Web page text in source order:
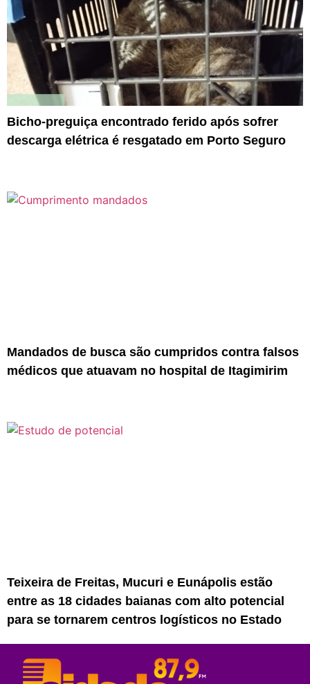
Bicho-preguiça encontrado ferido após sofrer
descarga elétrica é resgatado em Porto Seguro
Mandados de busca são cumpridos contra falsos
médicos que atuavam no hospital de Itagimirim
Teixeira de Freitas, Mucuri e Eunápolis estão
entre as 18 cidades baianas com alto potencial
para se tornarem centros logísticos no Estado